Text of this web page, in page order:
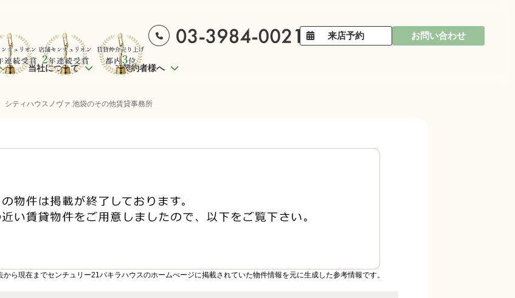
来店予約 お問い合わせ
当社について ご契約者様へ
シティハウスノヴァ 池袋のその他賃貸事務所
ら現在までセンチュリー21パキラハウスのホームぺージに掲載されていた物件情報を元に生成した参考情報です。